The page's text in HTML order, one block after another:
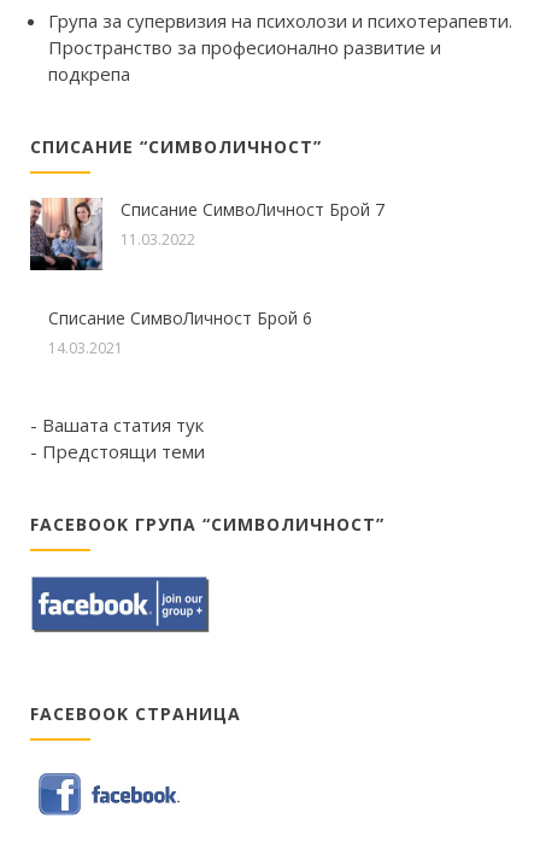
Група за супервизия на психолози и психотерапевти.
Пространство за професионално развитие и
подкрепа
СПИСАНИЕ “СИМВОЛИЧНОСТ”
Списание СимвоЛичност Брой 7
11.03.2022
Списание СимвоЛичност Брой 6
14.03.2021
- Вашата статия тук
- Предстоящи теми
FACEBOOK ГРУПА “СИМВОЛИЧНОСТ”
FACEBOOK СТРАНИЦА